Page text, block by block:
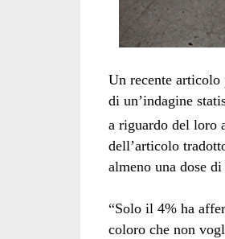
Un recente articolo
di un’indagine
a riguardo del loro
dell’articolo
almeno una dose
“Solo il 4% ha
coloro che non